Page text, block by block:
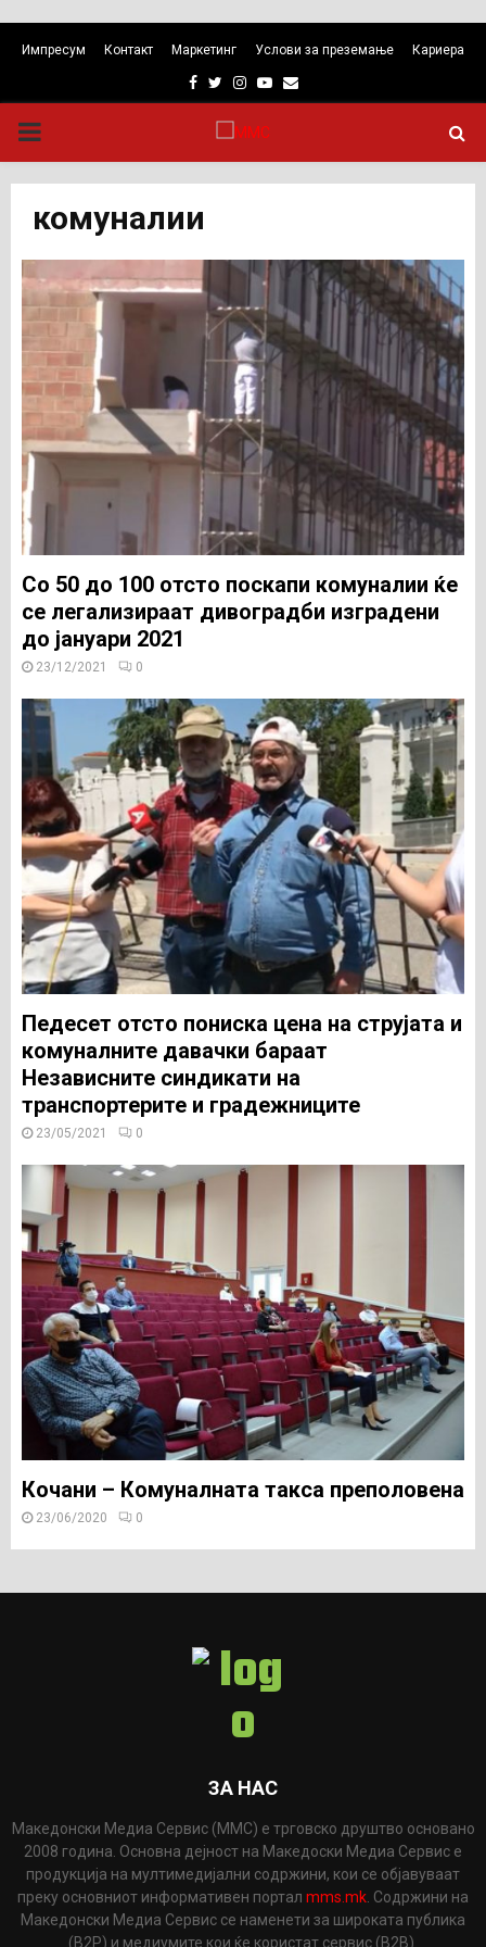
Импресум Контакт Маркетинг Услови за преземање Кариера
Facebook
TwitterInstagram
Youtube
Email
PRIMARY
MENU
комуналии
Со 50 до 100 отсто поскапи комуналии ќе
се легализираат дивоградби изградени
до јануари 2021
23/12/2021 0
Педесет отсто пониска цена на струјата и
комуналните давачки бараат
Независните синдикати на
транспортерите и градежниците
23/05/2021 0
Кочани – Комуналната такса преполовена
23/06/2020 0
ЗА НАС
Македонски Медиа Сервис (ММС) е трговско друштво основано
2008 година. Основна дејност на Македоски Медиа Сервис е
продукција на мултимедијални содржини, кои се објавуваат
преку основниот информативен портал mms.mk . Содржини на
Македонски Медиа Сервис се наменети за широката публика
(B2P) и медиумите кои ќе користат сервис (B2B).